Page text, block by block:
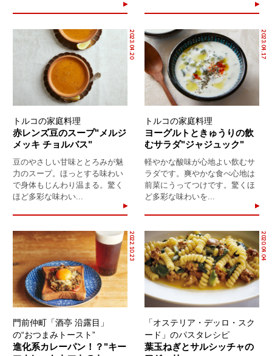
2023.04.20
トルコの家庭料理
赤レンズ豆のスープ"メルジ
メッキ チョルバス"
豆のやさしい甘味ととろみが魅
力のスープ。ほっとする味わい
で身体もじんわり温まる。驚く
ほど多彩な味わい...
2023.04.17
トルコの家庭料理
ヨーグルトときゅうりの飲
むサラダ"ジャジュック"
軽やかな酸味が心地よい飲むサ
ラダです。爽やかな食べ心地は
前菜にうってつけです。驚くほ
ど多彩な味わいを...
2022.10.23
門前仲町「酒亭 沿露目」
の“おつまみトースト”
進化系カレーパン！？"キー
2020.04.04
「オステリア・デッロ・スク
ード」のパスタレシピ
葉玉ねぎとサルシッチャの